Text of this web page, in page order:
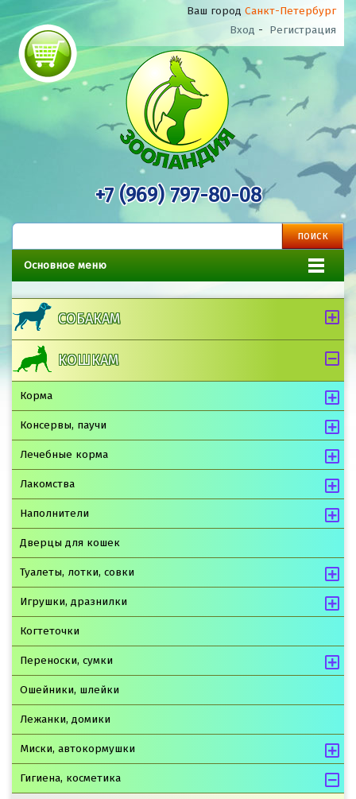
Ваш город Санкт-Петербург
Вход - Регистрация
+7 (969) 797-80-08
Основное меню
СОБАКАМ
КОШКАМ
Корма
Консервы, паучи
Лечебные корма
Лакомства
Наполнители
Дверцы для кошек
Туалеты, лотки, совки
Игрушки, дразнилки
Когтеточки
Переноски, сумки
Ошейники, шлейки
Лежанки, домики
Миски, автокормушки
Гигиена, косметика